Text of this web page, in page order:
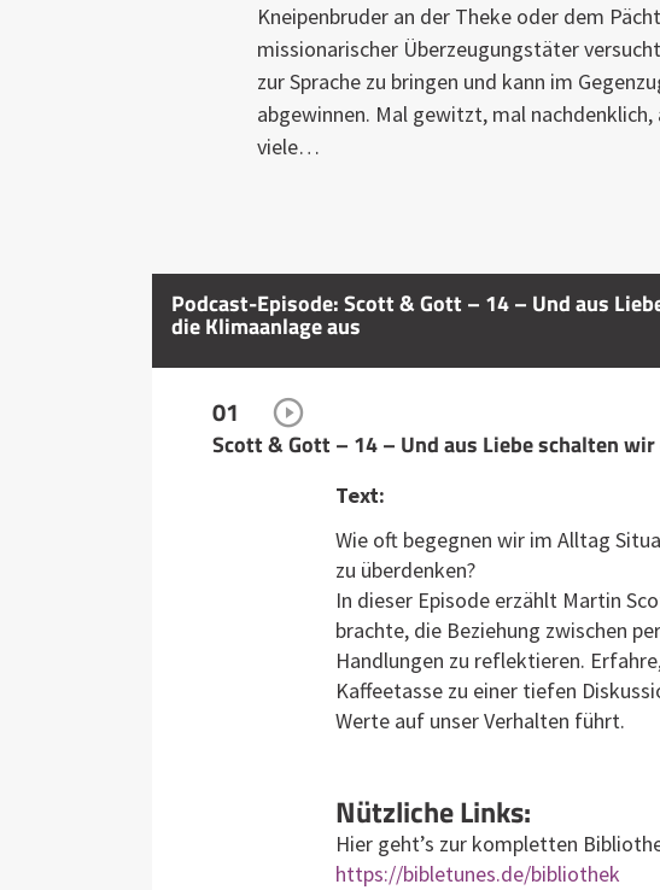
Kneipenbruder an der Theke oder dem
missionarischer Überzeugungstäter
zur Sprache zu bringen und kann im
abgewinnen. Mal gewitzt, mal
viele…
Podcast-Episode: Scott & Gott – 14 – Und aus
die Klimaanlage aus
01
Scott & Gott – 14 – Und aus Liebe schalten
Text:
Wie oft begegnen wir im Alltag
zu überdenken?
In dieser Episode erzählt Martin
brachte, die Beziehung zwischen
Handlungen zu reflektieren.
Kaffeetasse zu einer tiefen
Werte auf unser Verhalten führt.
Nützliche Links:
Hier geht’s zur kompletten
https://bibletunes.de/bibliothek